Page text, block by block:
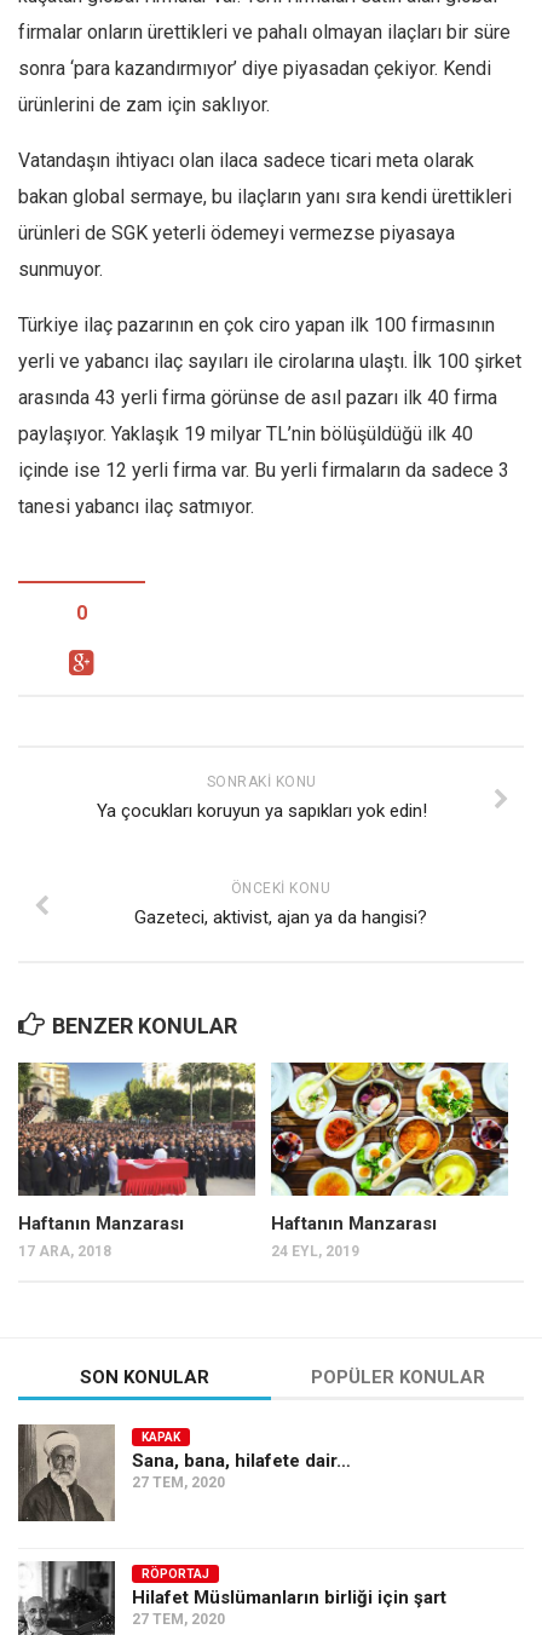
firmalar onların ürettikleri ve pahalı olmayan ilaçları bir süre
sonra ‘para kazandırmıyor’ diye piyasadan çekiyor. Kendi
ürünlerini de zam için saklıyor.
Vatandaşın ihtiyacı olan ilaca sadece ticari meta olarak
bakan global sermaye, bu ilaçların yanı sıra kendi ürettikleri
ürünleri de SGK yeterli ödemeyi vermezse piyasaya
sunmuyor.
Türkiye ilaç pazarının en çok ciro yapan ilk 100 firmasının
yerli ve yabancı ilaç sayıları ile cirolarına ulaştı. İlk 100 şirket
arasında 43 yerli firma görünse de asıl pazarı ilk 40 firma
paylaşıyor. Yaklaşık 19 milyar TL’nin bölüşüldüğü ilk 40
içinde ise 12 yerli firma var. Bu yerli firmaların da sadece 3
tanesi yabancı ilaç satmıyor.
0
SONRAKI KONU
Ya çocukları koruyun ya sapıkları yok edin!
ÖNCEKI KONU
Gazeteci, aktivist, ajan ya da hangisi?
BENZER KONULAR
Haftanın Manzarası
17 ARA, 2018
Haftanın Manzarası
24 EYL, 2019
SON KONULAR POPÜLER KONULAR
KAPAK
Sana, bana, hilafete dair…
27 TEM, 2020
RÖPORTAJ
Hilafet Müslümanların birliği için şart
27 TEM, 2020